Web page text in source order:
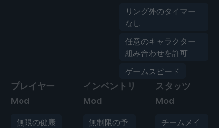
リング外のタイマー
なし
任意のキャラクター
組み合わせを許可
ゲームスピード
プレイヤー
Mod
無限の健康
インベントリ
Mod
無制限の予
スタッツ
Mod
チームメイ